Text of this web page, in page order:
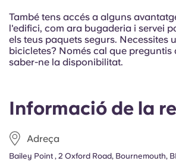
Informació de la
Adreça
Bailey Point , 2 Oxford Road, Bournemouth,
També tens accés a alguns
l'edifici, com ara bugaderia i servei
els teus paquets segurs. Necessites
bicicletes? Només cal que preguntis
saber-ne la disponibilitat.